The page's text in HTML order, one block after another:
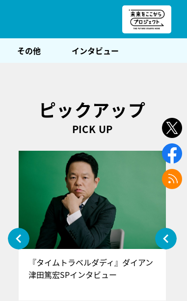
その他 インタビュー
ピックアップ
PICK UP
『タイムトラベルダディ』ダイアン
津田篤宏SPインタビュー